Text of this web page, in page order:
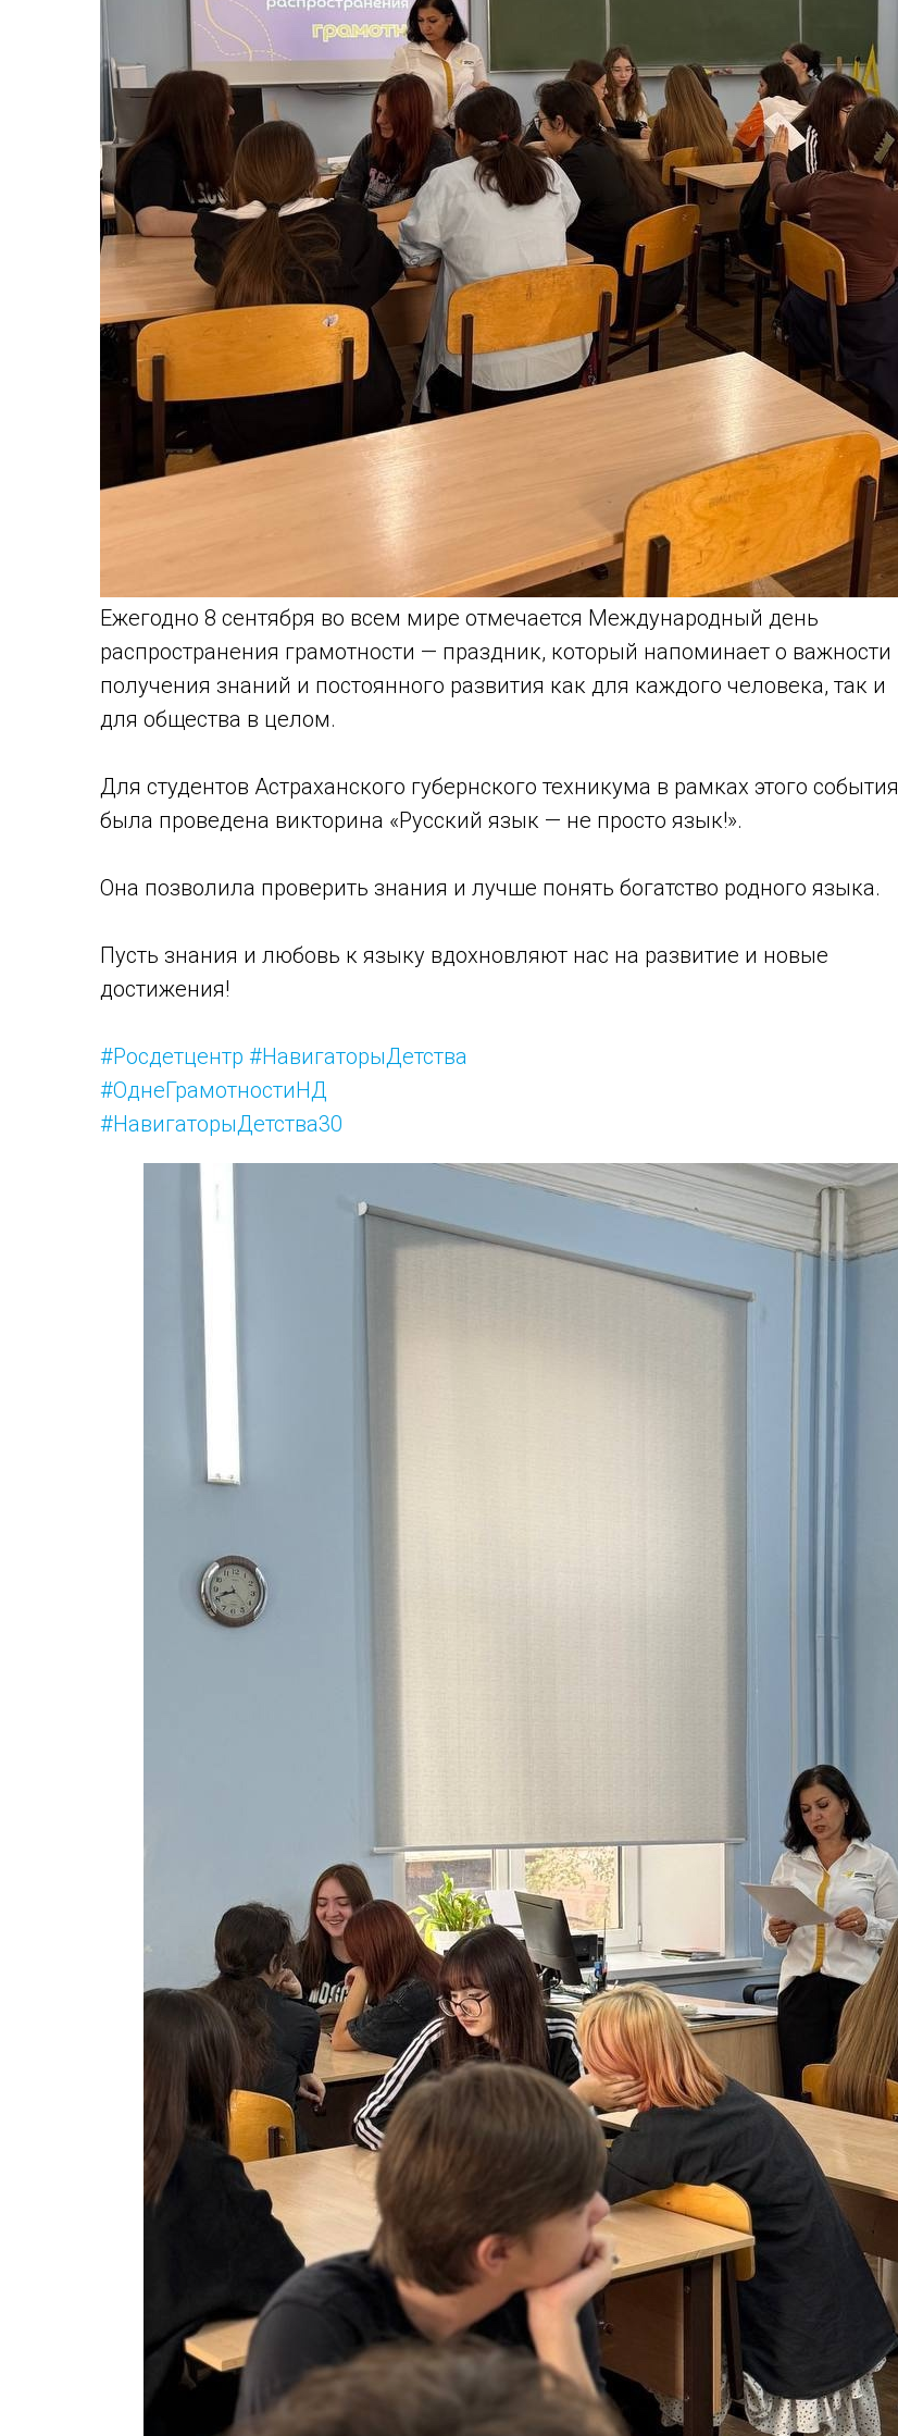
Ежегодно 8 сентября во всем мире отмечается Международный день
распространения грамотности — праздник, который напоминает о важности
получения знаний и постоянного развития как для каждого человека, так и
для общества в целом.
Для студентов Астраханского губернского техникума в рамках этого события
была проведена викторина «Русский язык — не просто язык!».
Она позволила проверить знания и лучше понять богатство родного языка.
Пусть знания и любовь к языку вдохновляют нас на развитие и новые
достижения!
#Росдетцентр #НавигаторыДетства
#ОднеГрамотностиНД
#НавигаторыДетства30